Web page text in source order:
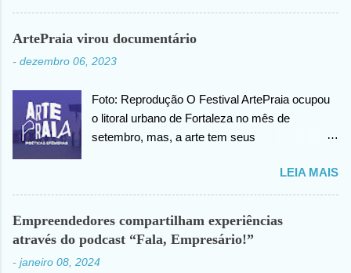
os resultados foram negativos para câncer de
cabeça, posteriormente ele agradece ao criador
outro momento no vídeo compartilhado na
da sua saúde.
ArtePraia virou documentário
- dezembro 06, 2023
Foto: Reprodução O Festival ArtePraia ocupou
o litoral urbano de Fortaleza no mês de
setembro, mas, a arte tem seus
Nesta quinta-feira (07), o festival vai lançar o
mini documentário “ArtePraia: Poéticas
Efêmeras” - mostrando um pouco da energia
que moveu o Festival, que este ano propôs
nove intervenções artísticas. Durante 3 dias, os
trabalhos extraíram do público os mais
LEIA MAIS
Empreendedores compartilham experiências
através do podcast “Fala, Empresário!”
- janeiro 08, 2024